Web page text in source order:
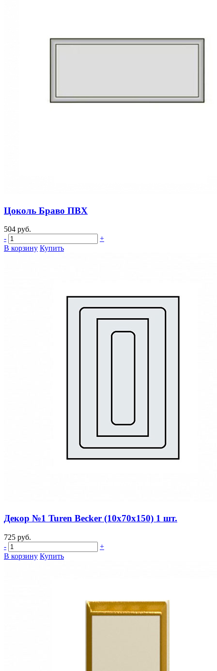
Цоколь Браво ПВХ
504 руб.
-
+
В корзину Купить
Декор №1 Turen Becker (10х70х150) 1 шт.
725 руб.
-
+
В корзину Купить